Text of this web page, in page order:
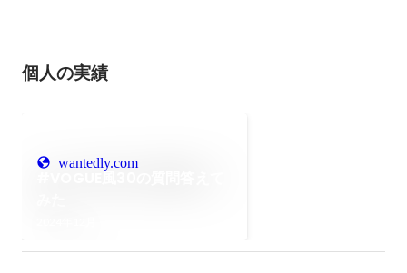
個人の実績
wantedly.com